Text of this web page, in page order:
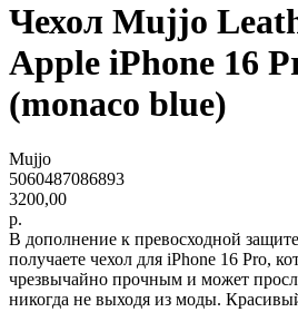
Чехол Mujjo
Apple iPhone 16
(monaco blue)
Mujjo
5060487086893
3200,00
р.
В дополнение к превосходной
получаете чехол для iPhone 16 Pro,
чрезвычайно прочным и может
никогда не выходя из моды.